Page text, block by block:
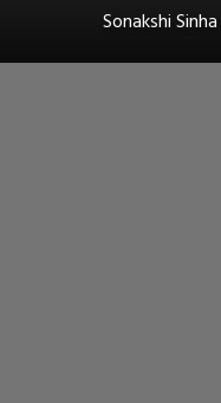
Sonakshi